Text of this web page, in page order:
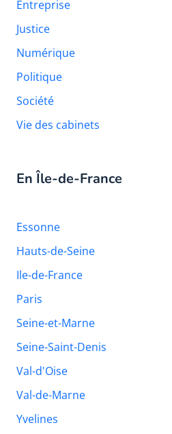
Entreprise
Justice
Numérique
Politique
Société
Vie des cabinets
En Île-de-France
Essonne
Hauts-de-Seine
Ile-de-France
Paris
Seine-et-Marne
Seine-Saint-Denis
Val-d'Oise
Val-de-Marne
Yvelines